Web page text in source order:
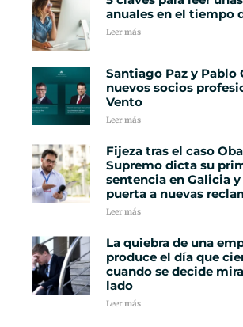
anuales en el tiempo
Leer más
Santiago Paz y Pablo
nuevos socios
Vento
Leer más
Fijeza tras el caso
Supremo dicta su
sentencia en Galicia y
puerta a nuevas
Leer más
La quiebra de una
produce el día que
cuando se decide
lado
Leer más